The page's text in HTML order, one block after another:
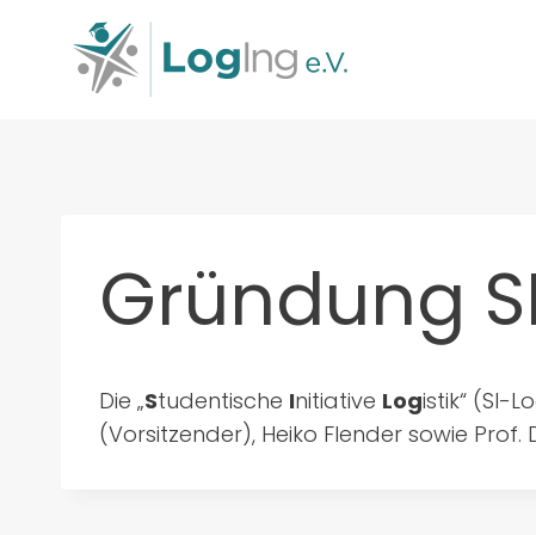
springen
Gründung
Die „Studentische Initiative Logistik“ (SI-
(Vorsitzender), Heiko Flender sowie